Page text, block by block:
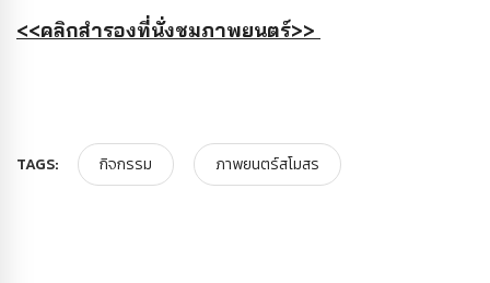
<<คลิกสำรองที่นั่งชมภาพยนตร์>>
TAGS: กิจกรรม ภาพยนตร์สโมสร